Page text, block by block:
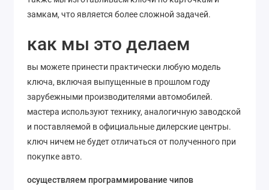
замкам, что является более сложной задачей.
как мы это делаем
вы можете принести практически любую модель
ключа, включая выпущенные в прошлом году
зарубежными производителями автомобилей.
мастера используют технику, аналогичную заводской
и поставляемой в официальные дилерские центры.
ключ ничем не будет отличаться от полученного при
покупке авто.
осуществляем программирование чипов